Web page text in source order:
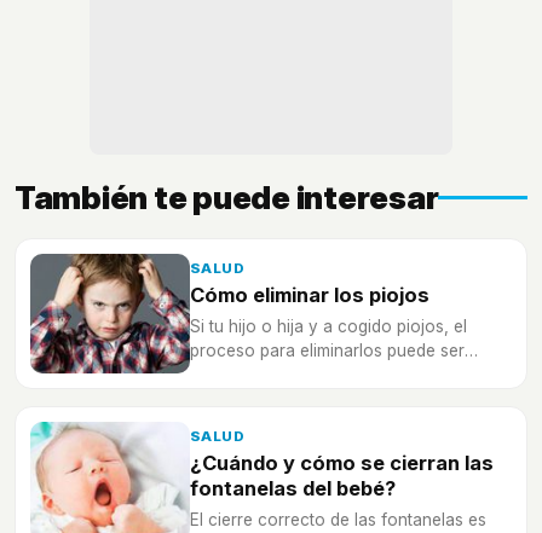
También te puede interesar
SALUD
Cómo eliminar los piojos
Si tu hijo o hija y a cogido piojos, el
proceso para eliminarlos puede ser
SALUD
¿Cuándo y cómo se cierran las
fontanelas del bebé?
El cierre correcto de las fontanelas es